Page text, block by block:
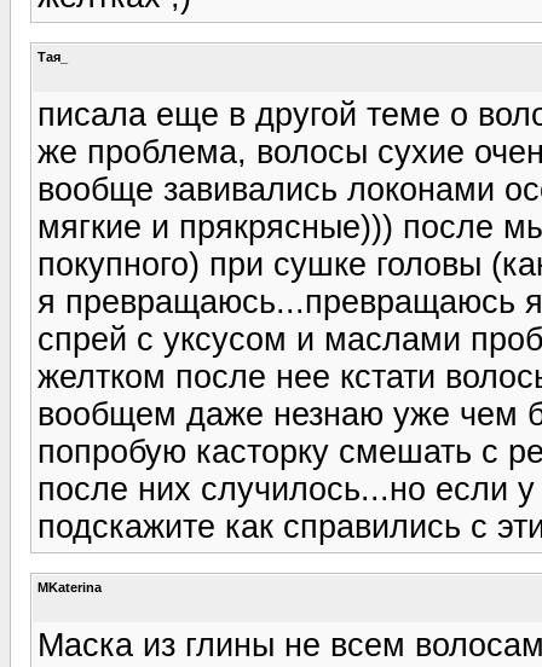
Тая_
писала еще в другой теме о
же проблема, волосы сухие
вообще завивались локонами
мягкие и прякрясные))) после
покупного) при сушке головы
я превращаюсь...превращаюсь
спрей с уксусом и маслами
желтком после нее кстати
вообщем даже незнаю уже чем
попробую касторку смешать с
после них случилось...но если
подскажите как справились с
MKaterina
Маска из глины не всем